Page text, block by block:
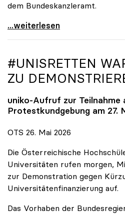
dem Bundeskanzleramt.
\"Wir nehmen es nicht hin\":
...weiterlesen
#UNISRETTEN
ZU
uniko-Aufruf zur Teilnahme
Protestkundgebung am 27.
OTS 26. Mai 2026
Die Österreichische
Universitäten rufen morgen,
zur Demonstration gegen
Universitätenfinanzierung auf.
Das Vorhaben der